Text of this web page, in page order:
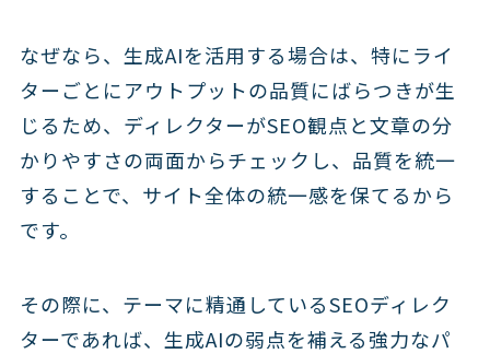
なぜなら、生成AIを活用する場合は、特にライ
ターごとにアウトプットの品質にばらつきが生
じるため、ディレクターがSEO観点と文章の分
かりやすさの両面からチェックし、品質を統一
することで、サイト全体の統一感を保てるから
です。
その際に、テーマに精通しているSEOディレク
ターであれば、生成AIの弱点を補える強力なパ